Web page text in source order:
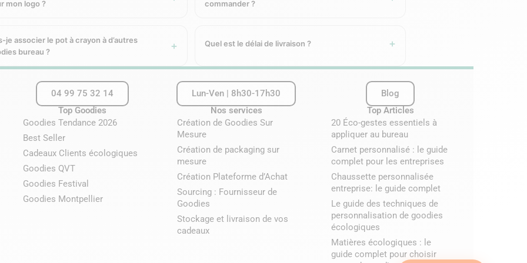
applicables :
sur le bois, idéal pour les logos épurés.
temps. Adaptée aux surfaces légèrement courbes.
dégradés et logos multicolores.
sur le cuir recyclé.
logo et au support sélectionné. Un aperçu de rendu peut être fourni avant le lancement de la
, welcome pack, cadeau de fin d’année, goodie de salon ou de
découvrez également nos stylos personnalisés et nos carnets et agendas, disponibles dans la
mon logo ?
commander ?
je associer le pot à crayon à d’autres
bureau ?
Quel est le délai de livraison ?
04 99 75 32 14
Top Goodies
Goodies Tendance 2026
Best Seller
Cadeaux Clients écologiques
Goodies QVT
Goodies Festival
Goodies Montpellier
Lun-Ven | 8h30-17h30
Nos services
Création de Goodies Sur
Mesure
Création de packaging sur
mesure
Création Plateforme d’Achat
Sourcing : Fournisseur de
Goodies
Stockage et livraison de vos
cadeaux
Blog
Top Articles
20 Éco-gestes essentiels à
appliquer au bureau
Carnet personnalisé : le guide
complet pour les entreprises
Chaussette personnalisée
entreprise: le guide complet
Le guide des techniques de
personnalisation de goodies
écologiques
Matières écologiques : le
guide complet pour choisir